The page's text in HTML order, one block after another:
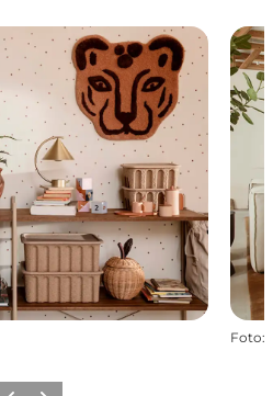
Foto: